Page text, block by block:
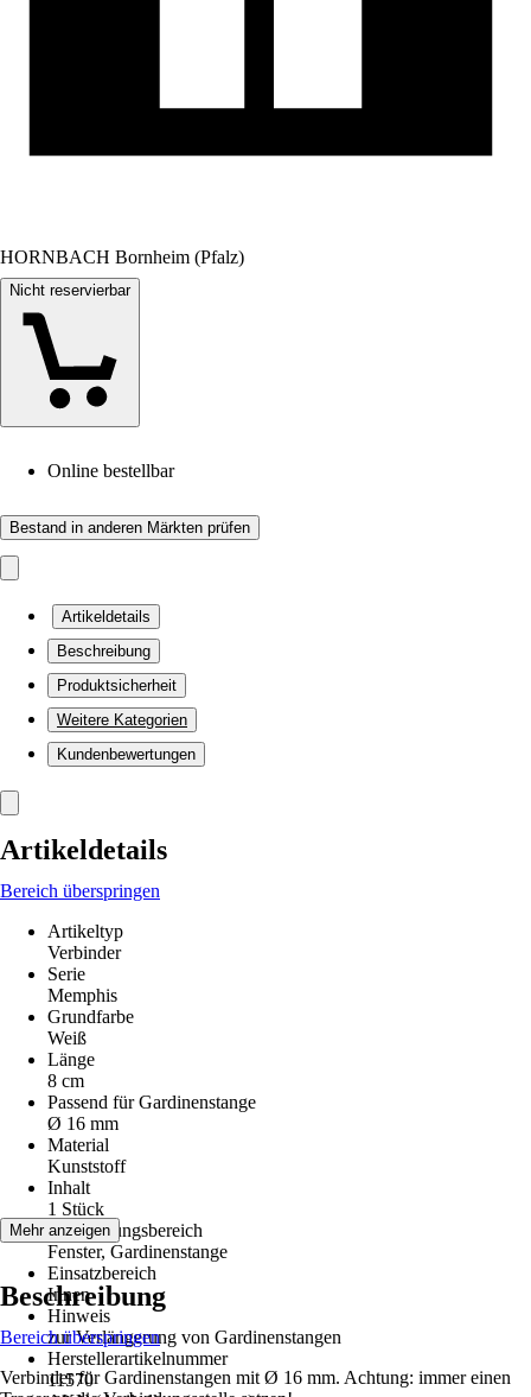
HORNBACH Bornheim (Pfalz)
Nicht reservierbar
Online bestellbar
Bestand in anderen Märkten prüfen
Artikeldetails
Beschreibung
Produktsicherheit
Weitere Kategorien
Kundenbewertungen
Artikeldetails
Bereich überspringen
Artikeltyp
Verbinder
Serie
Memphis
Grundfarbe
Weiß
Länge
8 cm
Passend für Gardinenstange
Ø 16 mm
Material
Kunststoff
Inhalt
1 Stück
Anwendungsbereich
Fenster, Gardinenstange
Einsatzbereich
Innen
Hinweis
zur Verlängerung von Gardinenstangen
Herstellerartikelnummer
11570
Mehr anzeigen
Beschreibung
Bereich überspringen
Verbinder für Gardinenstangen mit Ø 16 mm. Achtung: immer einen